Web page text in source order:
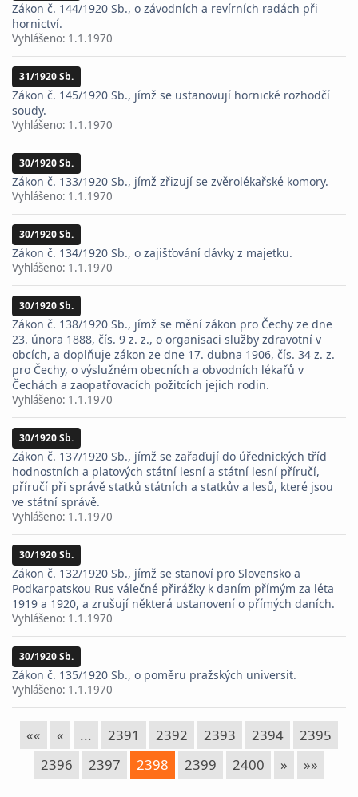
Zákon č. 144/1920 Sb., o závodních a revírních radách při
hornictví.
Vyhlášeno: 1.1.1970
31/1920 Sb.
Zákon č. 145/1920 Sb., jímž se ustanovují hornické rozhodčí
soudy.
Vyhlášeno: 1.1.1970
30/1920 Sb.
Zákon č. 133/1920 Sb., jímž zřizují se zvěrolékařské komory.
Vyhlášeno: 1.1.1970
30/1920 Sb.
Zákon č. 134/1920 Sb., o zajišťování dávky z majetku.
Vyhlášeno: 1.1.1970
30/1920 Sb.
Zákon č. 138/1920 Sb., jímž se mění zákon pro Čechy ze dne
23. února 1888, čís. 9 z. z., o organisaci služby zdravotní v
obcích, a doplňuje zákon ze dne 17. dubna 1906, čís. 34 z. z.
pro Čechy, o výslužném obecních a obvodních lékařů v
Čechách a zaopatřovacích požitcích jejich rodin.
Vyhlášeno: 1.1.1970
30/1920 Sb.
Zákon č. 137/1920 Sb., jímž se zařaďují do úřednických tříd
hodnostních a platových státní lesní a státní lesní příručí,
příručí při správě statků státních a statkův a lesů, které jsou
ve státní správě.
Vyhlášeno: 1.1.1970
30/1920 Sb.
Zákon č. 132/1920 Sb., jímž se stanoví pro Slovensko a
Podkarpatskou Rus válečné přirážky k daním přímým za léta
1919 a 1920, a zrušují některá ustanovení o přímých daních.
Vyhlášeno: 1.1.1970
30/1920 Sb.
Zákon č. 135/1920 Sb., o poměru pražských universit.
Vyhlášeno: 1.1.1970
«« « ... 2391 2392 2393 2394
2395
2396
2397 2398 2399 2400 » »»